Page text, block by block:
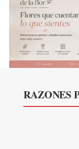
flores
online
RAZONES